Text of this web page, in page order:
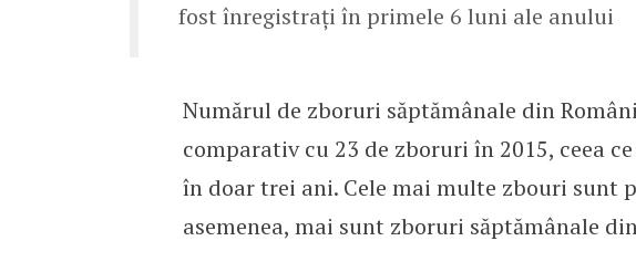
fost înregistrați în primele 6 luni ale anului
Numărul de zboruri săptămânale din
comparativ cu 23 de zboruri în 2015, ceea
în doar trei ani. Cele mai multe zbouri sunt
asemenea, mai sunt zboruri săptămânale